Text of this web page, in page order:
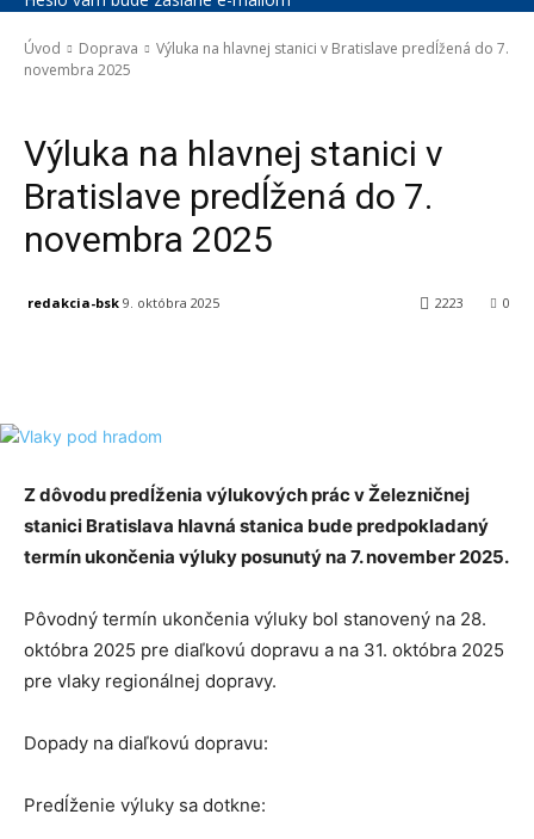
Úvod Doprava
Výluka na hlavnej stanici v Bratislave predĺžená do 7.
novembra 2025
Výluka na hlavnej stanici v
Bratislave predĺžená do 7.
novembra 2025
redakcia-bsk 9. októbra 2025 0
2223
Z dôvodu predĺženia výlukových prác v Železničnej
stanici Bratislava hlavná stanica bude predpokladaný
termín ukončenia výluky posunutý na 7. november 2025.
Pôvodný termín ukončenia výluky bol stanovený na 28.
októbra 2025 pre diaľkovú dopravu a na 31. októbra 2025
pre vlaky regionálnej dopravy.
Dopady na diaľkovú dopravu:
Predĺženie výluky sa dotkne: